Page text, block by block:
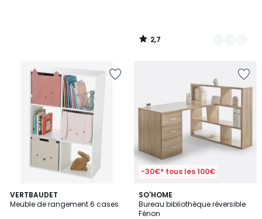
2,7
/
VERTBAUDET
Meuble de rangement 6 cases
-30€* tous les 100€
SO'HOME
Bureau bibliothèque réversible
Fénon
3,7
/ 5